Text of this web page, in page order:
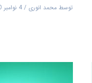
توسط محمد انوری 4 نوامبر 2020